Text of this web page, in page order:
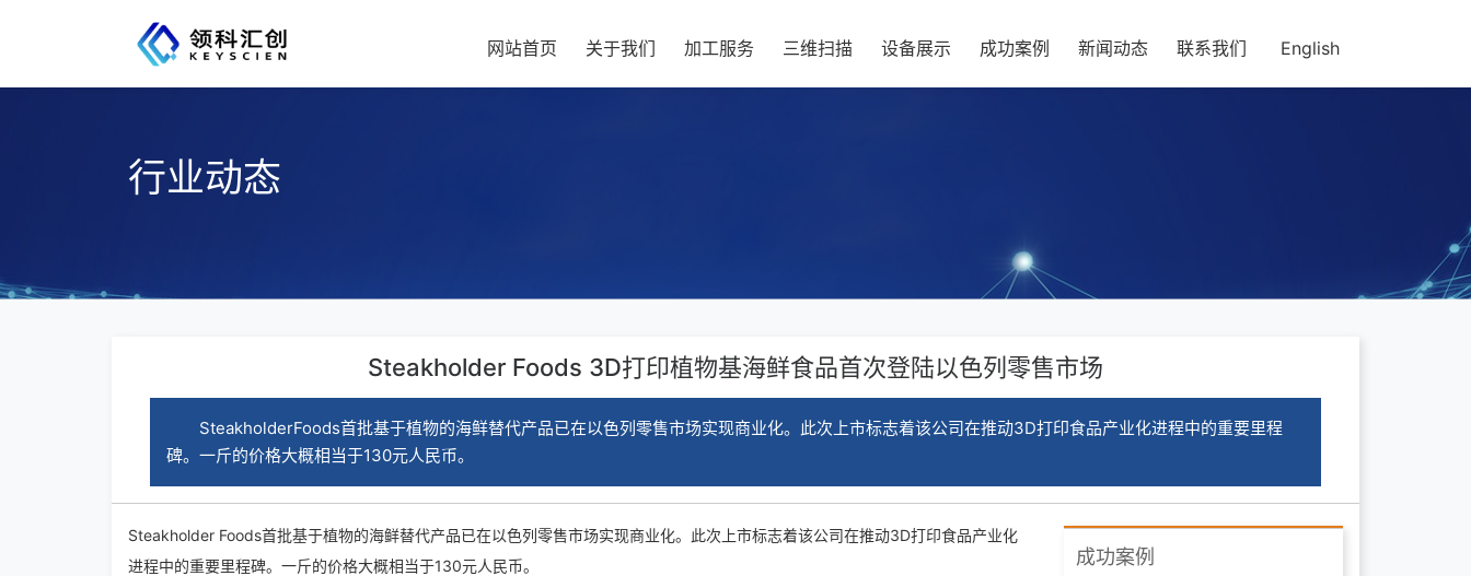
网站首页 关于我们 加工服务 三维扫描 设备展示 成功案例 新闻动态 联系我们 English
行业动态
Steakholder Foods 3D打印植物基海鲜食品首次登陆以色列零售市场
SteakholderFoods首批基于植物的海鲜替代产品已在以色列零售市场实现商业化。此次上市标志着该公司在推动3D打印食品产业化进程中的重要里程
碑。一斤的价格大概相当于130元人民币。
Steakholder Foods首批基于植物的海鲜替代产品已在以色列零售市场实现商业化。此次上市标志着该公司在推动3D打印食品产业化
进程中的重要里程碑。一斤的价格大概相当于130元人民币。
成功案例